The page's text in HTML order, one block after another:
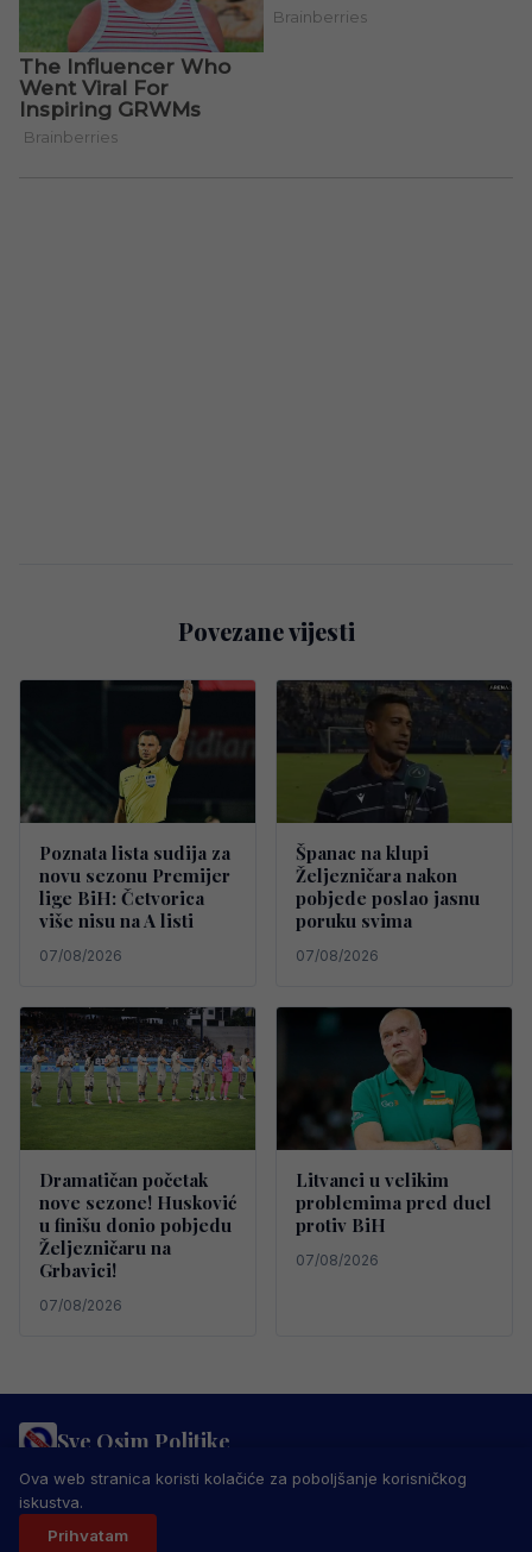
Povezane vijesti
Poznata lista sudija za
novu sezonu Premijer
lige BiH: Četvorica
više nisu na A listi
07/08/2026
Španac na klupi
Željezničara nakon
pobjede poslao jasnu
poruku svima
07/08/2026
Dramatičan početak
nove sezone! Husković
u finišu donio pobjedu
Željezničaru na
Grbavici!
07/08/2026
Litvanci u velikim
problemima pred duel
protiv BiH
07/08/2026
Sve Osim Politike
PRAVILA PRIVATNOSTI MARKETING
USLOVI KORIŠTENJA
IMPRESSUM
© 2026 Sve Osim Politike. Sva prava zadržana.
Ova web stranica koristi kolačiće za poboljšanje korisničkog
iskustva.
Prihvatam